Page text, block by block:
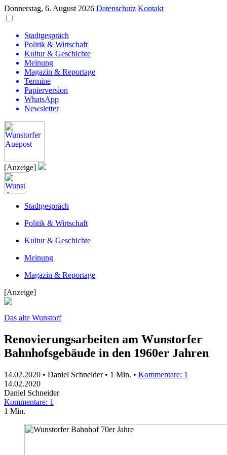
Donnerstag, 6. August 2026 Datenschutz Kontakt
Stadtgespräch
Politik & Wirtschaft
Kultur & Geschichte
Meinung
Magazin & Reportage
Termine
Papierversion
WhatsApp
Newsletter
[Anzeige]
Stadtgespräch
Politik & Wirtschaft
Kultur & Geschichte
Meinung
Magazin & Reportage
[Anzeige]
Das alte Wunstorf
Renovierungsarbeiten am Wunstorfer
Bahnhofsgebäude in den 1960er Jahren
14.02.2020 • Daniel Schneider • 1 Min. • Kommentare: 1
14.02.2020
Daniel Schneider
Kommentare: 1
1 Min.